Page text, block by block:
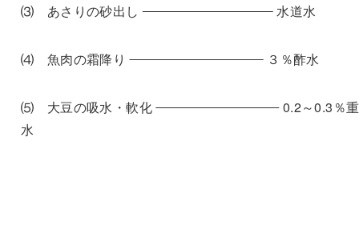
⑶ あさりの砂出し 水道水
⑷ 魚肉の霜降り ３％酢水
⑸ 大豆の吸水・軟化 0.2～0.3 ％
水